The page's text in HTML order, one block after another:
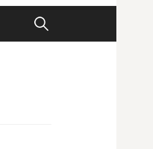
Ricerca